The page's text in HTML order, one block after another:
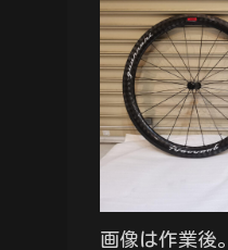
画像は作業後。